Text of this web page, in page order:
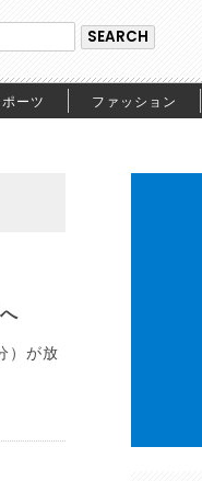
ポーツ ファッション
）が放